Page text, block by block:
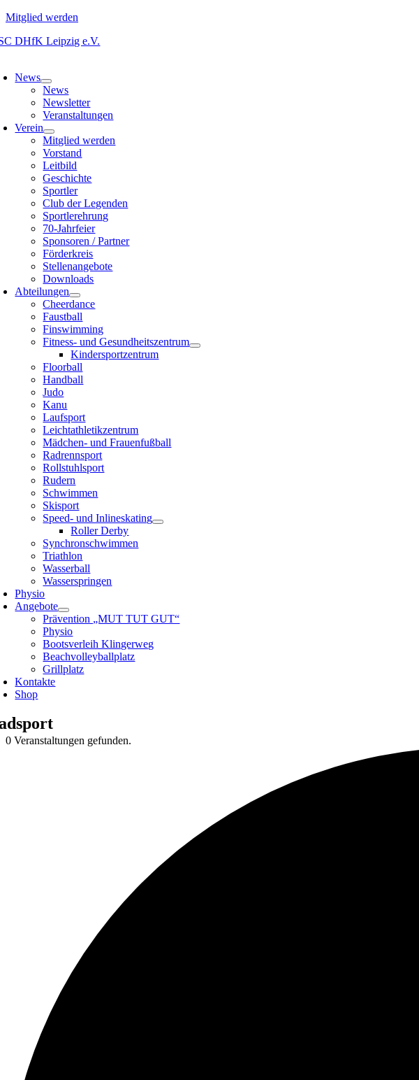
Mitglied werden
Zum
News
News
Newsletter
Veranstaltungen
Verein
Mitglied werden
Vorstand
Leitbild
Geschichte
Sportler
Club der Legenden
Sportlerehrung
70-Jahrfeier
Sponsoren / Partner
Förderkreis
Stellenangebote
Downloads
Abteilungen
Cheerdance
Faustball
Finswimming
Fitness- und Gesundheitszentrum
Kindersportzentrum
Floorball
Handball
Judo
Kanu
Laufsport
Leichtathletikzentrum
Mädchen- und Frauenfußball
Radrennsport
Rollstuhlsport
Rudern
Schwimmen
Skisport
Speed- und Inlineskating
Roller Derby
Synchronschwimmen
Triathlon
Wasserball
Wasserspringen
Physio
Angebote
Prävention „MUT TUT GUT“
Physio
Bootsverleih Klingerweg
Beachvolleyballplatz
Grillplatz
Kontakte
Shop
0 Veranstaltungen gefunden.